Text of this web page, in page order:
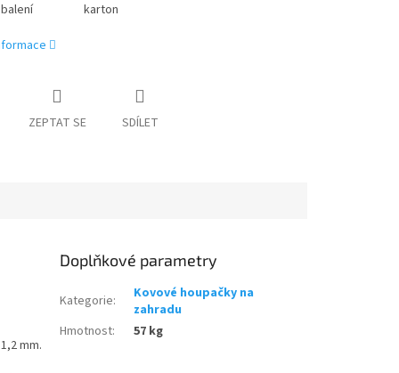
karton
ZEPTAT SE SDÍLET
mm.
Doplňkové parametry
Kategorie:
Kovové houpačky na
zahradu
Hmotnost: 57 kg